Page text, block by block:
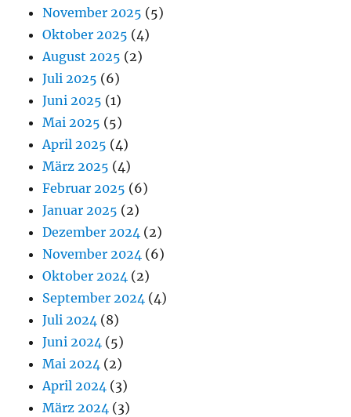
November 2025 (5)
Oktober 2025 (4)
August 2025 (2)
Juli 2025 (6)
Juni 2025 (1)
Mai 2025 (5)
April 2025 (4)
März 2025 (4)
Februar 2025 (6)
Januar 2025 (2)
Dezember 2024 (2)
November 2024 (6)
Oktober 2024 (2)
September 2024 (4)
Juli 2024 (8)
Juni 2024 (5)
Mai 2024 (2)
April 2024 (3)
März 2024 (3)